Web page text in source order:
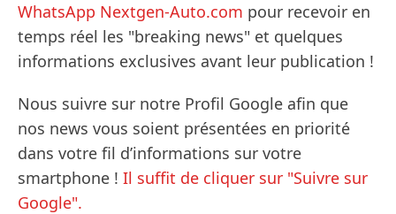
WhatsApp Nextgen-Auto.com pour recevoir en
temps réel les "breaking news" et quelques
informations exclusives avant leur publication !
Nous suivre sur notre Profil Google afin que
nos news vous soient présentées en priorité
dans votre fil d’informations sur votre
smartphone ! Il suffit de cliquer sur "Suivre sur
Google".